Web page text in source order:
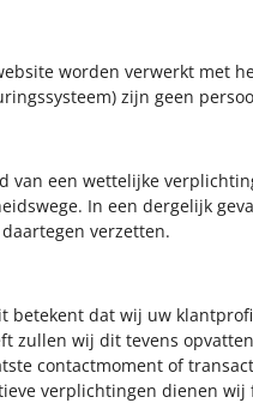
worden verwerkt met
zijn geen
van een wettelijke
In een dergelijk
verzetten.
betekent dat wij uw
wij dit tevens
contactmoment of
verplichtingen dienen